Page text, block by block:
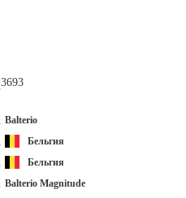
3693
Balterio
Бельгия
Бельгия
Balterio Magnitude